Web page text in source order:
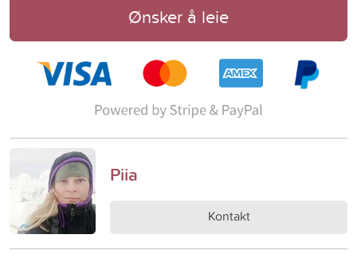
Ønsker å leie
Piia
Kontakt